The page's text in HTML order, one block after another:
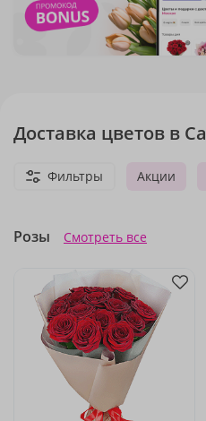
Доставка цветов в
Акции
Фильтры
Розы Смотреть все